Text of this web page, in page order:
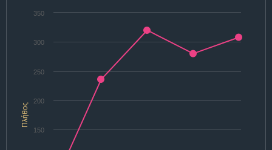
Πλήθος
150
200
250
300
350